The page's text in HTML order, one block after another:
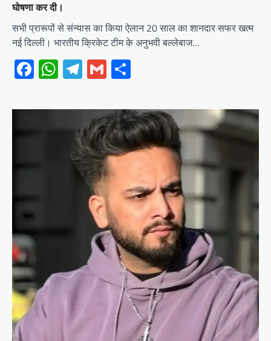
घोषणा कर दी।
सभी प्रारूपों से संन्यास का किया ऐलान 20 साल का शानदार सफर खत्म
नई दिल्ली। भारतीय क्रिकेट टीम के अनुभवी बल्लेबाज…
Facebook
WhatsApp
Telegram
Gmail